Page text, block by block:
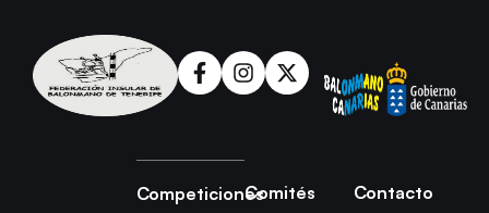
CompeticionesComités
Contacto